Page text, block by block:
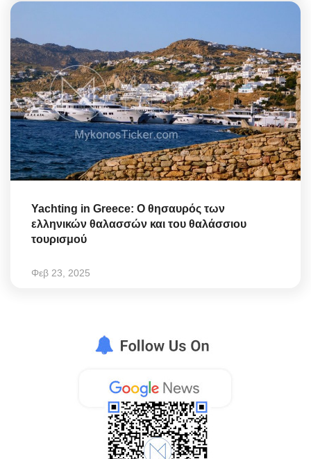
Yachting in Greece: Ο θησαυρός των
ελληνικών θαλασσών και του θαλάσσιου
τουρισμού
Φεβ 23, 2025